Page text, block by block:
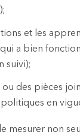
et les
a bien
suivi);
des pièces
politiques en
mesurer non